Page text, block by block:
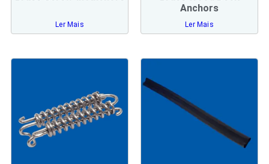
Ler Mais
Anchors
Ler Mais